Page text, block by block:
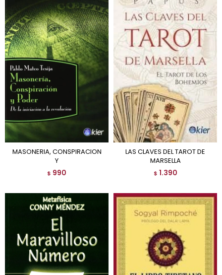
MASONERIA, CONSPIRACION
Y
$ 990
LAS CLAVES DEL TAROT DE
MARSELLA
$ 1.390